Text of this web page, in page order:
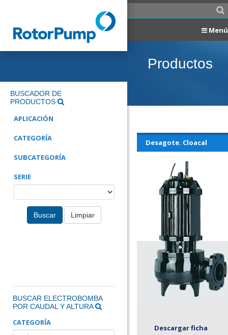
Menú
BUSCADOR DE
PRODUCTOS
APLICACIÓN
CATEGORÍA
SUBCATEGORÍA
SERIE
Buscar Limpiar
BUSCAR ELECTROBOMBA
POR CAUDAL Y ALTURA
CATEGORÍA
Productos
Desagote. Cloacal
Descargar ficha